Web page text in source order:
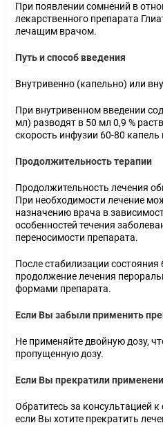
При появлении сомнений в
лекарственного препарата
лечащим врачом.
Путь и способ введения
Внутривенно (капельно) или
При внутривенном введении
мл) разводят в 50 мл 0,9 %
скорость инфузии 60-80 капель
Продолжительность терапии
Продолжительность лечения
При необходимости лечение
назначению врача в
особенностей течения
переносимости препарата.
После стабилизации
продолжение лечения
формами препарата.
Если Вы забыли применить
Не применяйте двойную дозу,
пропущенную дозу.
Если Вы прекратили
Обратитесь за консультацией
если Вы хотите прекратить